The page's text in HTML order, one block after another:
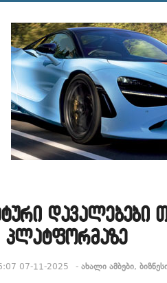
დავალებები
პლატფორმაზე
07-11-2025 - ახალი ამბები,